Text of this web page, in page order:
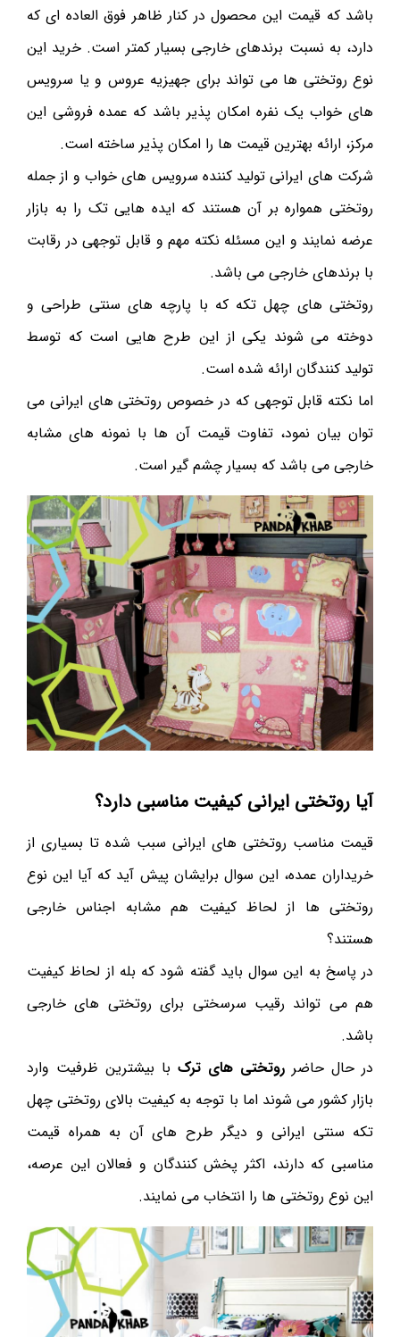
باشد که قیمت این محصول در کنار ظاهر فوق العاده ای که
دارد، به نسبت برندهای خارجی بسیار کمتر است. خرید این
نوع روتختی ها می تواند برای جهیزیه عروس و یا سرویس
های خواب یک نفره امکان پذیر باشد که عمده فروشی این
مرکز، ارائه بهترین قیمت ها را امکان پذیر ساخته است.
شرکت های ایرانی تولید کننده سرویس های خواب و از جمله
روتختی همواره بر آن هستند که ایده هایی تک را به بازار
عرضه نمایند و این مسئله نکته مهم و قابل توجهی در رقابت
با برندهای خارجی می باشد.
روتختی های چهل تکه که با پارچه های سنتی طراحی و
دوخته می شوند یکی از این طرح هایی است که توسط
تولید کنندگان ارائه شده است.
اما نکته قابل توجهی که در خصوص روتختی های ایرانی می
توان بیان نمود، تفاوت قیمت آن ها با نمونه های مشابه
خارجی می باشد که بسیار چشم گیر است.
آیا روتختی ایرانی کیفیت مناسبی دارد؟
قیمت مناسب روتختی های ایرانی سبب شده تا بسیاری از
خریداران عمده، این سوال برایشان پیش آید که آیا این نوع
روتختی ها از لحاظ کیفیت هم مشابه اجناس خارجی
هستند؟
در پاسخ به این سوال باید گفته شود که بله از لحاظ کیفیت
هم می تواند رقیب سرسختی برای روتختی های خارجی
باشد.
در حال حاضر روتختی های ترک با بیشترین ظرفیت وارد
بازار کشور می شوند اما با توجه به کیفیت بالای روتختی چهل
تکه سنتی ایرانی و دیگر طرح های آن به همراه قیمت
مناسبی که دارند، اکثر پخش کنندگان و فعالان این عرصه،
این نوع روتختی ها را انتخاب می نمایند.